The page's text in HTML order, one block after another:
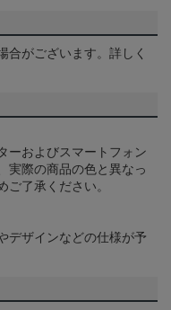
合がございます。詳しく
ーおよびスマートフォン
実際の商品の色と異なっ
了承ください。
デザインなどの仕様が予